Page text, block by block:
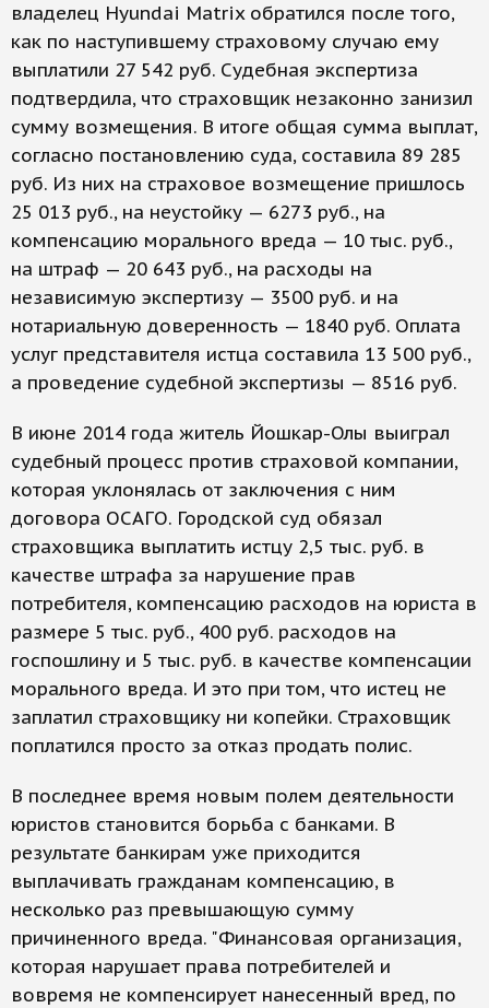
владелец Hyundai Matrix обратился после того,
как по наступившему страховому случаю ему
выплатили 27 542 руб. Судебная экспертиза
подтвердила, что страховщик незаконно занизил
сумму возмещения. В итоге общая сумма выплат,
согласно постановлению суда, составила 89 285
руб. Из них на страховое возмещение пришлось
25 013 руб., на неустойку — 6273 руб., на
компенсацию морального вреда — 10 тыс. руб.,
на штраф — 20 643 руб., на расходы на
независимую экспертизу — 3500 руб. и на
нотариальную доверенность — 1840 руб. Оплата
услуг представителя истца составила 13 500 руб.,
а проведение судебной экспертизы — 8516 руб.
В июне 2014 года житель Йошкар-Олы выиграл
судебный процесс против страховой компании,
которая уклонялась от заключения с ним
договора ОСАГО. Городской суд обязал
страховщика выплатить истцу 2,5 тыс. руб. в
качестве штрафа за нарушение прав
потребителя, компенсацию расходов на юриста в
размере 5 тыс. руб., 400 руб. расходов на
госпошлину и 5 тыс. руб. в качестве компенсации
морального вреда. И это при том, что истец не
заплатил страховщику ни копейки. Страховщик
поплатился просто за отказ продать полис.
В последнее время новым полем деятельности
юристов становится борьба с банками. В
результате банкирам уже приходится
выплачивать гражданам компенсацию, в
несколько раз превышающую сумму
причиненного вреда. "Финансовая организация,
которая нарушает права потребителей и
вовремя не компенсирует нанесенный вред, по